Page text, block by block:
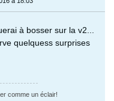
à bosser sur la v2...
quelquess surprises
comme un éclair!